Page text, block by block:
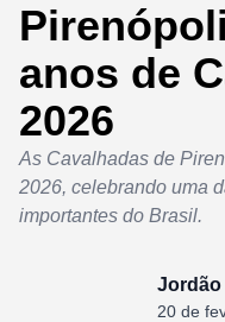
anos de
2026
As Cavalhadas de
2026, celebrando uma
importantes do Brasil.
Jordão
20 de